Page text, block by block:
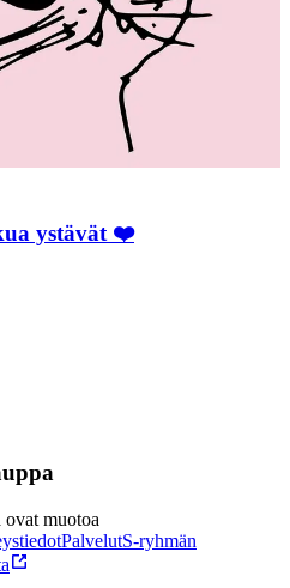
ystävät ❤️
ovat muotoa
PalvelutS-ryhmän